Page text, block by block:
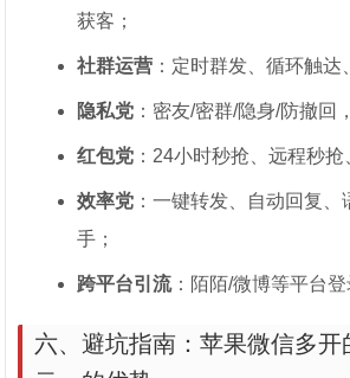
获客；
社群运营 ：定时群发、循环触达
隐私党 ：密友/密群/隐身/防撤回
红包党 ：24小时秒抢、远程秒抢
效率党 ：一键转发、自动回复
手；
跨平台引流：陌陌/微博等平台登
六、避坑指南：苹果微信多开